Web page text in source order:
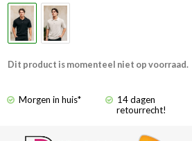
Dit product is momenteel niet op voorraad.
Morgen in huis*
14 dagen
retourrecht!